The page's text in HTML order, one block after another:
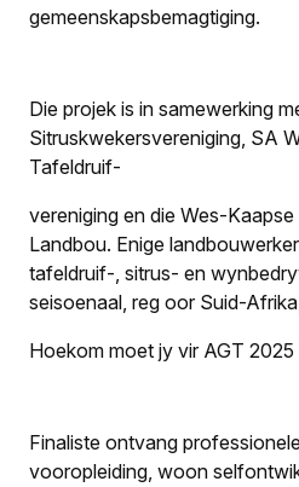
gemeenskapsbemagtiging.
Die projek is in samewerking
Sitruskwekersvereniging, SA
Tafeldruif-
vereniging en die Wes-
Landbou. Enige
tafeldruif-, sitrus- en
seisoenaal, reg oor Suid-
Hoekom moet jy vir AGT 2025
Finaliste ontvang
vooropleiding, woon